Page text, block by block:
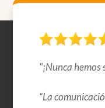
"¡Nunca
“La